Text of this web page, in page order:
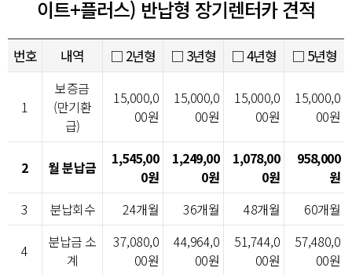
이트+플러스) 반납형 장기렌터카 견적
번호 내역 □ 2년형 □ 3년형 □ 4년형 □ 5년형
1
보증금
(만기환
급)
15,000,0
00원
15,000,0
00원
15,000,0
00원
15,000,0
00원
2 월 분납금
1,545,00
0원
1,249,00
0원
1,078,00
0원
958,000
원
3
분납회수 24개월 36개월 48개월 60개월
4
분납금 소
계
37,080,0
00원
44,964,0
00원
51,744,0
00원
57,480,0
00원